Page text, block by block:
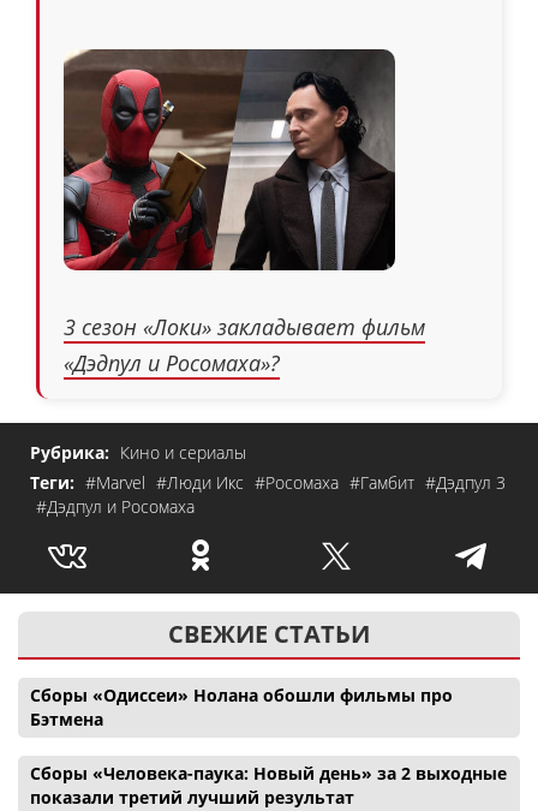
3 сезон «Локи» закладывает фильм
«Дэдпул и Росомаха»?
Рубрика: Кино и сериалы
Теги: #Marvel #Люди Икс #Росомаха #Гамбит #Дэдпул 3
#Дэдпул и Росомаха
СВЕЖИЕ СТАТЬИ
Сборы «Одиссеи» Нолана обошли фильмы про
Бэтмена
Сборы «Человека-паука: Новый день» за 2 выходные
показали третий лучший результат